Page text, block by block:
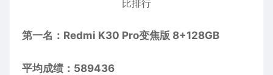
第一名：Redmi K30 Pro变焦版 8+128GB
平均成绩：589436